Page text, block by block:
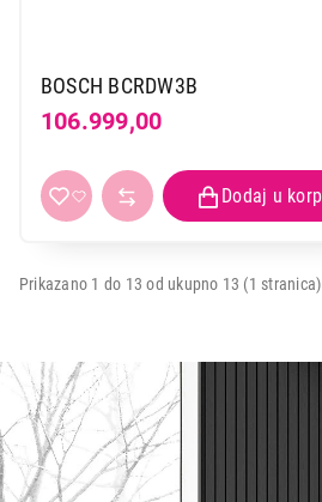
BOSCH BCRDW3B
106.999,00
Prikazano 1 do 13 od ukupno 13 (1 stranica)